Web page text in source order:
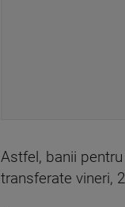
Astfel, banii
transferate vineri,